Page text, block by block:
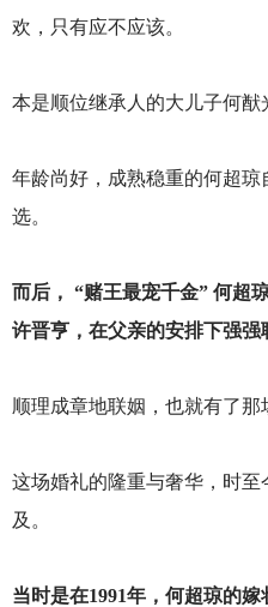
欢，只有应不应该。
本是顺位继承人的大儿子何猷
年龄尚好，成熟稳重的何超琼
选。
而后， “赌王最宠千金” 何超
许晋亨，在父亲的安排下强强
顺理成章地联姻，也就有了那
这场婚礼的隆重与奢华，时
及。
当时是在1991年，何超琼的嫁